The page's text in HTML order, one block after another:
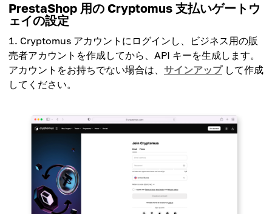
PrestaShop 用の Cryptomus 支払いゲートウ
ェイの設定
Cryptomus アカウントにログインし、ビジネス用の販
売者アカウントを作成してから、API キーを生成します。
アカウントをお持ちでない場合は、 サインアップして作成
してください。